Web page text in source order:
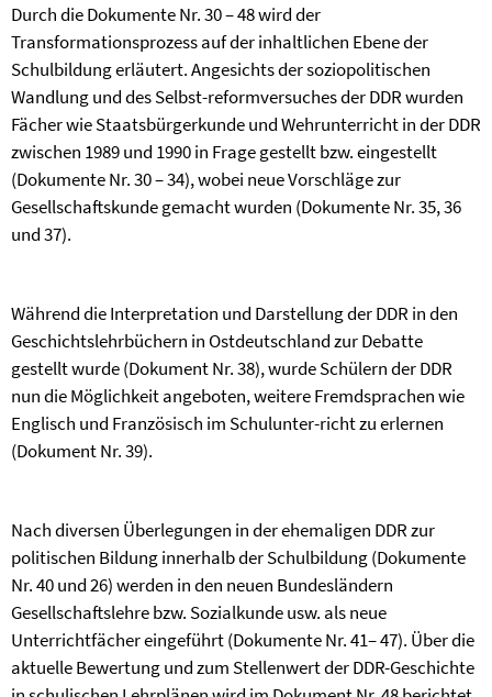
Durch die Dokumente Nr. 30 – 48 wird der
Transformationsprozess auf der inhaltlichen Ebene der
Schulbildung erläutert. Angesichts der soziopolitischen
Wandlung und des Selbst-reformversuches der DDR wurden
Fächer wie Staatsbürgerkunde und Wehrunterricht in der DDR
zwischen 1989 und 1990 in Frage gestellt bzw. eingestellt
(Dokumente Nr. 30 – 34), wobei neue Vorschläge zur
Gesellschaftskunde gemacht wurden (Dokumente Nr. 35, 36
und 37).
Während die Interpretation und Darstellung der DDR in den
Geschichtslehrbüchern in Ost­deutschland zur Debatte
gestellt wurde (Dokument Nr. 38), wurde Schülern der DDR
nun die Möglich­keit angeboten, weitere Fremdsprachen wie
Englisch und Französisch im Schulunter-richt zu erlernen
(Dokument Nr. 39).
Nach diversen Überlegungen in der ehemaligen DDR zur
politischen Bildung innerhalb der Schulbildung (Dokumente
Nr. 40 und 26) werden in den neuen Bundesländern
Gesellschafts­lehre bzw. Sozialkunde usw. als neue
Unterrichtfächer eingeführt (Dokumente Nr. 41– 47). Über die
aktuelle Bewertung und zum Stellenwert der DDR-Geschichte